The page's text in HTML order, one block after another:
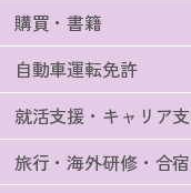
購買・書籍
自動車運転免許
就活支援・キャリア
旅行・海外研修・合